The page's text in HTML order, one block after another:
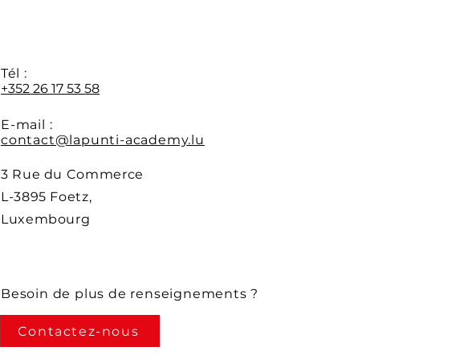
Tél :
+352 26 17 53 58
E-mail :
contact@lapunti-academy.lu
3 Rue du Commerce
L-3895 Foetz,
Luxembourg
Besoin de plus de renseignements ?
Contactez-nous